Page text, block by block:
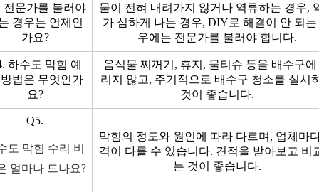
전문가를 불러야
경우는 언제인
가요?
물이 전혀 내려가지 않거나 역류하는 경우,
가 심하게 나는 경우, DIY로 해결이 안 되는
우에는 전문가를 불러야 합니다.
하수도 막힘 예
법은 무엇인가
요?
음식물 찌꺼기, 휴지, 물티슈 등을 배수구에
리지 않고, 주기적으로 배수구 청소를 실시
것이 좋습니다.
Q5.
도 막힘 수리 비
얼마나 드나요?
막힘의 정도와 원인에 따라 다르며, 업체마
격이 다를 수 있습니다. 견적을 받아보고 비
는 것이 좋습니다.